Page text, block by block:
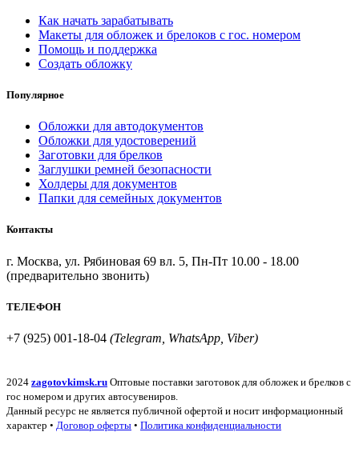
Как начать зарабатывать
Макеты для обложек и брелоков с гос. номером
Помощь и поддержка
Создать обложку
Популярное
Обложки для автодокументов
Обложки для удостоверений
Заготовки для брелков
Заглушки ремней безопасности
Холдеры для документов
Папки для семейных документов
Контакты
г. Москва, ул. Рябиновая 69 вл. 5, Пн-Пт 10.00 - 18.00
(предварительно звонить)
ТЕЛЕФОН
+7 (925) 001-18-04 (Telegram, WhatsApp, Viber)
2024 zagotovkimsk.ru Оптовые поставки заготовок для обложек и брелков с
гос номером и других автосувениров.
Данный ресурс не является публичной офертой и носит информационный
характер • Договор оферты • Политика конфиденциальности